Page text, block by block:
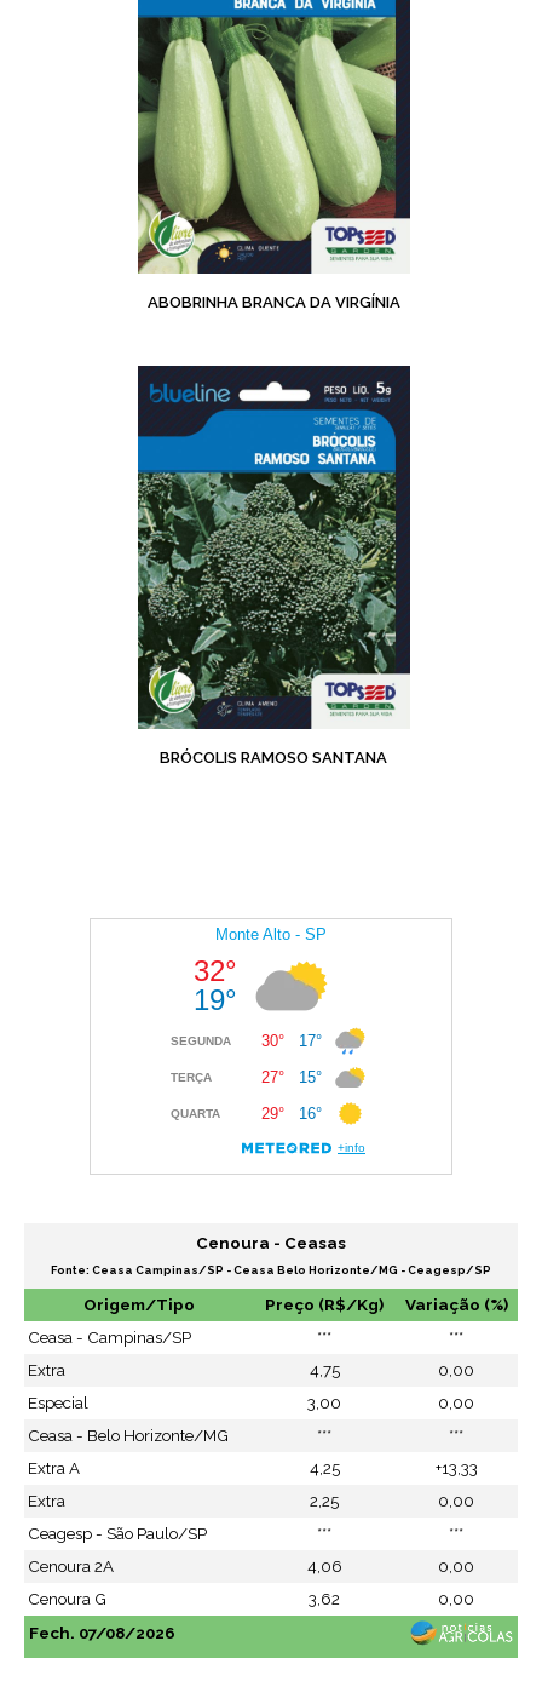
ABOBRINHA BRANCA DA VIRGÍNIA
BRÓCOLIS RAMOSO SANTANA
Cenoura - Ceasas
Fonte: Ceasa Campinas/SP - Ceasa Belo Horizonte/MG - Ceagesp/SP
Origem/Tipo Preço (R$/Kg)
Variação (%)
Ceasa - Campinas/SP
***
***
Extra
4,75
0,00
Especial
3,00
0,00
Ceasa - Belo Horizonte/MG
***
***
Extra A
4,25
+13,33
Extra
2,25
0,00
Ceagesp - São Paulo/SP
***
***
Cenoura 2A
4,06
0,00
Cenoura G
3,62
0,00
Fech. 07/08/2026